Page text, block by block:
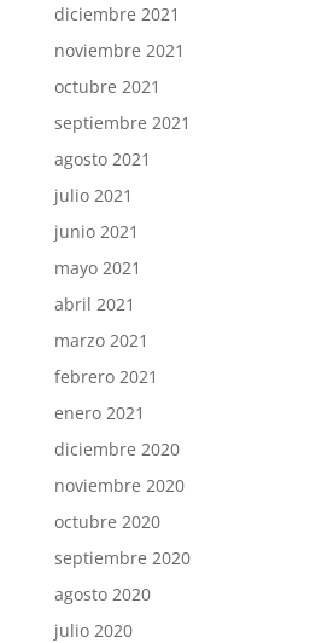
diciembre 2021
noviembre 2021
octubre 2021
septiembre 2021
agosto 2021
julio 2021
junio 2021
mayo 2021
abril 2021
marzo 2021
febrero 2021
enero 2021
diciembre 2020
noviembre 2020
octubre 2020
septiembre 2020
agosto 2020
julio 2020